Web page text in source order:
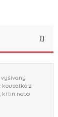
kousátko z
křtin nebo